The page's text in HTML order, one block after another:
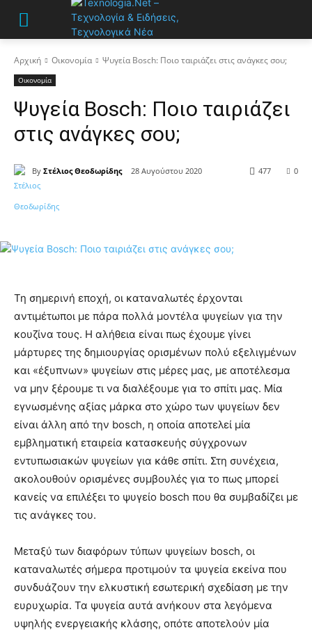
Αρχική Οικονομία Ψυγεία Bosch: Ποιο ταιριάζει στις ανάγκες σου;
Οικονομία
Ψυγεία Bosch: Ποιο ταιριάζει
στις ανάγκες σου;
By Στέλιος Θεοδωρίδης 28 Αυγούστου 2020 0
477
Τη σημερινή εποχή, οι καταναλωτές έρχονται
αντιμέτωποι με πάρα πολλά μοντέλα ψυγείων για την
κουζίνα τους. Η αλήθεια είναι πως έχουμε γίνει
μάρτυρες της δημιουργίας ορισμένων πολύ εξελιγμένων
και «έξυπνων» ψυγείων στις μέρες μας, με αποτέλεσμα
να μην ξέρουμε τι να διαλέξουμε για το σπίτι μας. Μία
εγνωσμένης αξίας μάρκα στο χώρο των ψυγείων δεν
είναι άλλη από την bosch, η οποία αποτελεί μία
εμβληματική εταιρεία κατασκευής σύγχρονων
εντυπωσιακών ψυγείων για κάθε σπίτι. Στη συνέχεια,
ακολουθούν ορισμένες συμβουλές για το πως μπορεί
κανείς να επιλέξει το ψυγείο bosch που θα συμβαδίζει με
τις ανάγκες του.
Μεταξύ των διαφόρων τύπων ψυγείων bosch, οι
καταναλωτές σήμερα προτιμούν τα ψυγεία εκείνα που
συνδυάζουν την ελκυστική εσωτερική σχεδίαση με την
ευρυχωρία. Τα ψυγεία αυτά ανήκουν στα λεγόμενα
υψηλής ενεργειακής κλάσης, οπότε αποτελούν μία